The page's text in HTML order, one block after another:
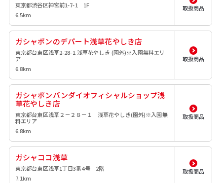
東京都渋谷区神宮前1-7-1 1F
6.5km
取扱商品
ガシャポンのデパート浅草花やしき店
東京都台東区浅草2-28-1 浅草花やしき (園外)※入園無料エリ
ア
6.8km
取扱商品
ガシャポンバンダイオフィシャルショップ浅
草花やしき店
東京都台東区浅草２－２８－１ 浅草花やしき(園外)※入園無
料エリア
6.8km
取扱商品
ガシャココ浅草
東京都台東区浅草1丁目3番4号 2階
7.1km
取扱商品